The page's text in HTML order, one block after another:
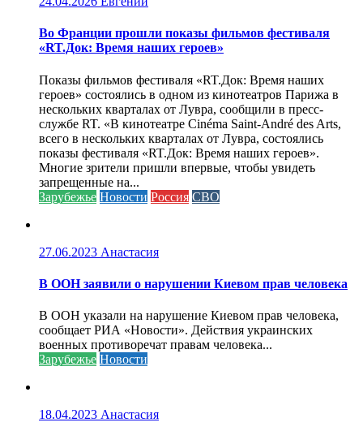
Во Франции прошли показы фильмов фестиваля
«RT.Док: Время наших героев»
Показы фильмов фестиваля «RT.Док: Время наших
героев» состоялись в одном из кинотеатров Парижа в
нескольких кварталах от Лувра, сообщили в пресс-
службе RT. «В кинотеатре Cinéma Saint-André des Arts,
всего в нескольких кварталах от Лувра, состоялись
показы фестиваля «RT.Док: Время наших героев».
Многие зрители пришли впервые, чтобы увидеть
запрещенные на...
Зарубежье Новости Россия СВО
27.06.2023 Анастасия
В ООН заявили о нарушении Киевом прав человека
В ООН указали на нарушение Киевом прав человека,
сообщает РИА «Новости». Действия украинских
военных противоречат правам человека...
Зарубежье Новости
18.04.2023 Анастасия